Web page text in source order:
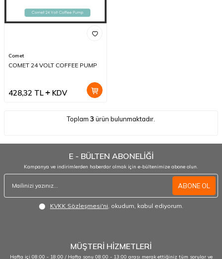
Comet
COMET 24 VOLT COFFEE PUMP
428,32 TL KDV
Toplam 3 ürün bulunmaktadır.
E - BÜLTEN ABONELİĞİ
Kampanya ve indirimlerden haberdar olmak için e-bültenimize abone olun.
ABONE OL
KVKK Sözleşmesi'ni, okudum, kabul ediyorum.
MÜŞTERİ HİZMETLERİ
Hafta içi 08:00 - 18:00 / Hafta sonu 08:00 - 13:00 arası merak ettiğiniz tüm sorular ve